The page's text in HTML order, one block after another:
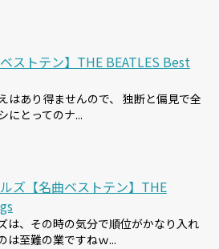
ストテン】THE BEATLES Best
はあり得ませんので、 独断と偏見で全
にとってのナ...
ズ【名曲ベストテン】THE
は、その時の気分で順位がかなり入れ
は至難の業ですねｗ...